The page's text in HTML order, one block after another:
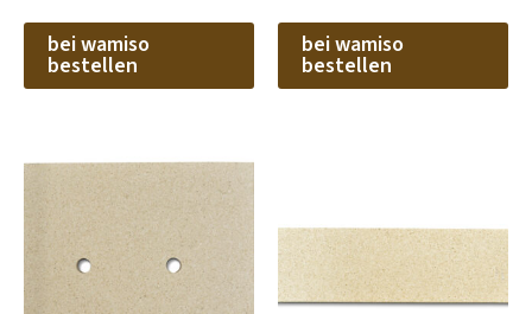
bei wamiso
bestellen
bei wamiso
bestellen